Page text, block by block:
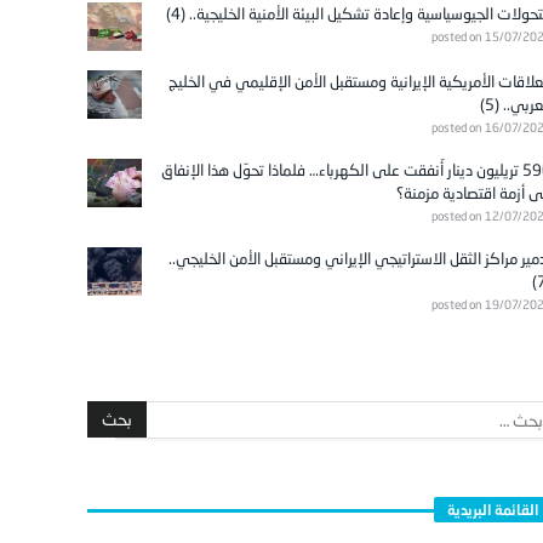
الجيوسياسية وإعادة تشكيل البيئة الأمنية الخليجية.. (4)
posted on 15/07/
الأمريكية الإيرانية ومستقبل الأمن الإقليمي في الخليج
(5)
posted on 16/07/
596 تريليون دينار أُنفقت على الكهرباء… فلماذا تحوّل هذا الإنفاق
أزمة اقتصادية مزمنة؟
posted on 12/07/
مراكز الثقل الاستراتيجي الإيراني ومستقبل الأمن الخليجي..
posted on 19/07/
القائمة البريدية